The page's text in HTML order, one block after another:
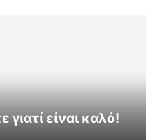
γιατί είναι καλό!